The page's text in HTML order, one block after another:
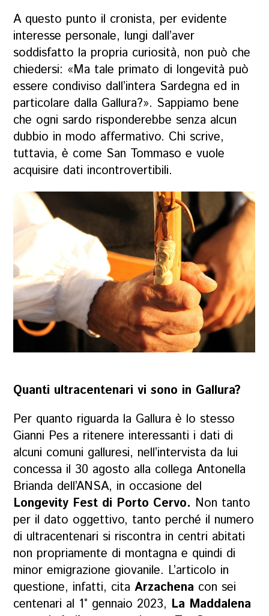
A questo punto il cronista, per evidente
interesse personale, lungi dall’aver
soddisfatto la propria curiosità, non può che
chiedersi: «Ma tale primato di longevità può
essere condiviso dall’intera Sardegna ed in
particolare dalla Gallura?». Sappiamo bene
che ogni sardo risponderebbe senza alcun
dubbio in modo affermativo. Chi scrive,
tuttavia, è come San Tommaso e vuole
acquisire dati incontrovertibili.
Quanti ultracentenari vi sono in Gallura?
Per quanto riguarda la Gallura è lo stesso
Gianni Pes a ritenere interessanti i dati di
alcuni comuni galluresi, nell’intervista da lui
concessa il 30 agosto alla collega Antonella
Brianda dell’ANSA, in occasione del
Longevity Fest di Porto Cervo. Non tanto
per il dato oggettivo, tanto perché il numero
di ultracentenari si riscontra in centri abitati
non propriamente di montagna e quindi di
minor emigrazione giovanile. L’articolo in
questione, infatti, citaArzachena con sei
centenari al 1° gennaio 2023, La Maddalena